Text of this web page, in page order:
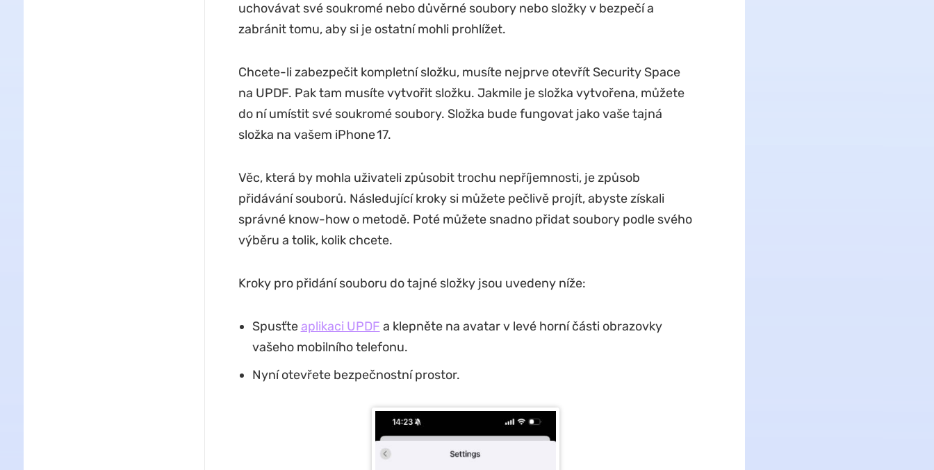
uchovávat své soukromé nebo důvěrné soubory nebo složky v bezpečí a
zabránit tomu, aby si je ostatní mohli prohlížet.
Chcete-li zabezpečit kompletní složku, musíte nejprve otevřít Security Space
na UPDF. Pak tam musíte vytvořit složku. Jakmile je složka vytvořena, můžete
do ní umístit své soukromé soubory. Složka bude fungovat jako vaše tajná
složka na vašem iPhone 17.
Věc, která by mohla uživateli způsobit trochu nepříjemnosti, je způsob
přidávání souborů. Následující kroky si můžete pečlivě projít, abyste získali
správné know-how o metodě. Poté můžete snadno přidat soubory podle svého
výběru a tolik, kolik chcete.
Kroky pro přidání souboru do tajné složky jsou uvedeny níže:
Spusťteaplikaci UPDF a klepněte na avatar v levé horní části obrazovky
vašeho mobilního telefonu.
Nyní otevřete bezpečnostní prostor.